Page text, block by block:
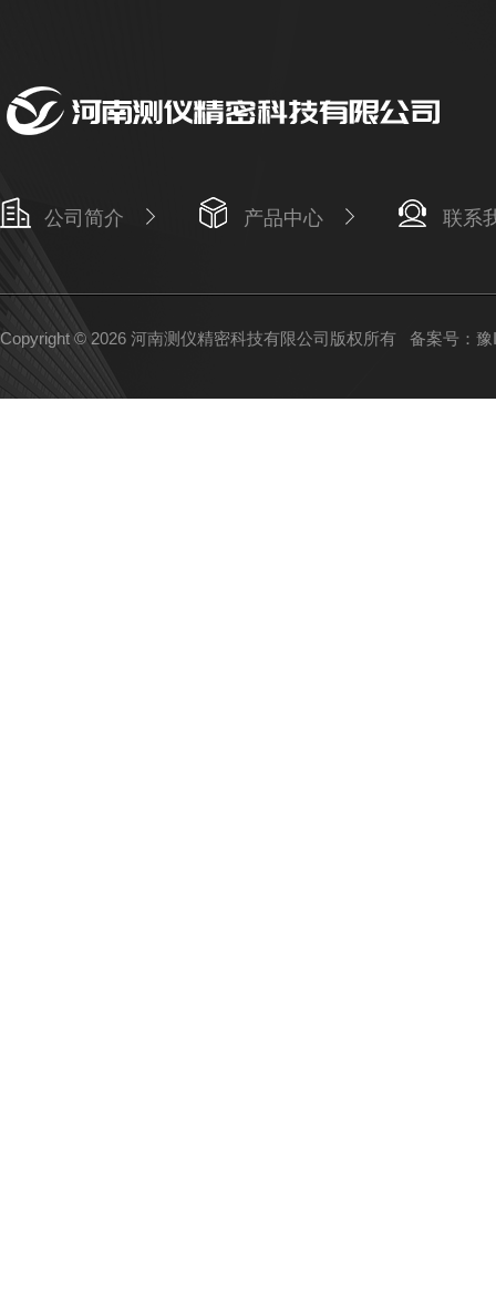
公司简介 产品中心 联系
Copyright © 2026 河南测仪精密科技有限公司版权所有 备案号：